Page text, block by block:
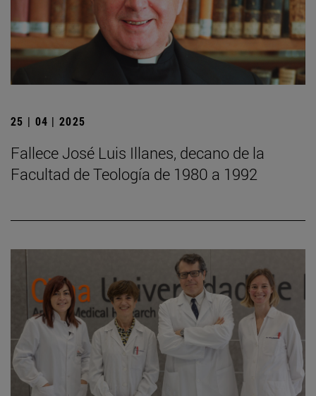
25 | 04 | 2025
Fallece José Luis Illanes, decano de la
Facultad de Teología de 1980 a 1992